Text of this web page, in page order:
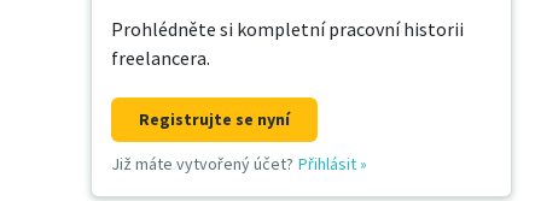
Prohlédněte si kompletní pracovní historii
freelancera.
Registrujte se nyní
Již máte vytvořený účet? Přihlásit»